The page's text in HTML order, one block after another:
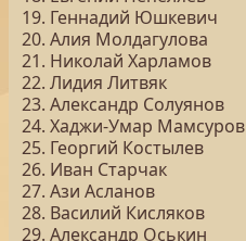
19. Геннадий Юшкевич
20. Алия Молдагулова
21. Николай Харламов
22. Лидия Литвяк
23. Александр Солуянов
24. Хаджи-Умар Мамсуров
25. Георгий Костылев
26. Иван Старчак
27. Ази Асланов
28. Василий Кисляков
29. Александр Оськин